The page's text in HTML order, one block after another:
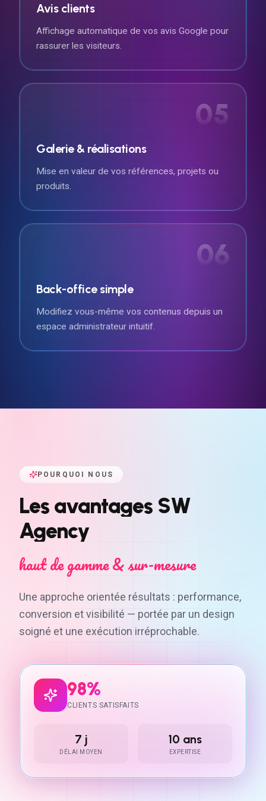
Avis clients
Affichage automatique de vos avis Google pour
rassurer les visiteurs.
05
Galerie & réalisations
Mise en valeur de vos références, projets ou
produits.
06
Back-office simple
Modifiez vous-même vos contenus depuis un
espace administrateur intuitif.
POURQUOI NOUS
Les avantages SW
Agency
haut de gamme & sur-mesure
Une approche orientée résultats : performance,
conversion et visibilité — portée par un design
soigné et une exécution irréprochable.
98%
CLIENTS SATISFAITS
7 j
DÉLAI MOYEN
10 ans
EXPERTISE